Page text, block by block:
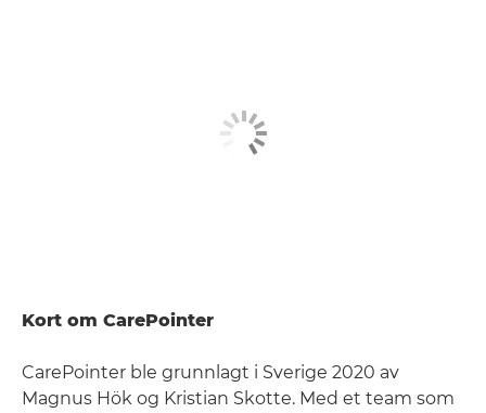
Kort om CarePointer
CarePointer ble grunnlagt i Sverige 2020 av
Magnus Hök og Kristian Skotte. Med et team som